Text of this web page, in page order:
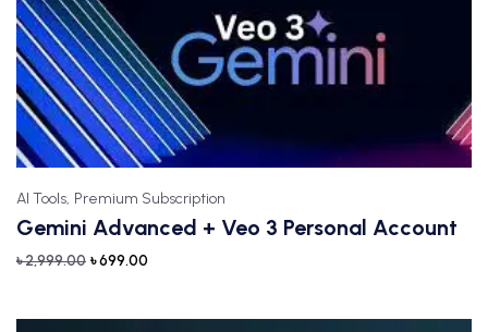
AI Tools, Premium Subscription
Gemini Advanced + Veo 3 Personal Account
৳2,999.00 ৳699.00